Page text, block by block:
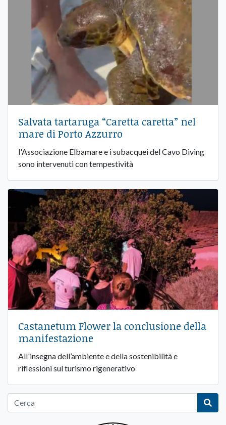
Salvata tartaruga “Caretta caretta” nel
mare di Porto Azzurro
l'Associazione Elbamare e i subacquei del Cavo Diving
sono intervenuti con tempestività
Castanetum Flower la conclusione della
manifestazione
All'insegna dell’ambiente e della sostenibilità e
riflessioni sul turismo rigenerativo